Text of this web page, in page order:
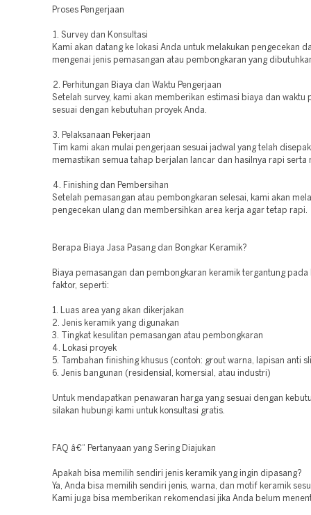
Proses Pengerjaan
1. Survey dan Konsultasi
Kami akan datang ke lokasi Anda untuk melakukan pengecekan
mengenai jenis pemasangan atau pembongkaran yang
2. Perhitungan Biaya dan Waktu Pengerjaan
Setelah survey, kami akan memberikan estimasi biaya dan waktu
sesuai dengan kebutuhan proyek Anda.
3. Pelaksanaan Pekerjaan
Tim kami akan mulai pengerjaan sesuai jadwal yang telah
memastikan semua tahap berjalan lancar dan hasilnya rapi serta
4. Finishing dan Pembersihan
Setelah pemasangan atau pembongkaran selesai, kami akan
pengecekan ulang dan membersihkan area kerja agar tetap rapi.
Berapa Biaya Jasa Pasang dan Bongkar Keramik?
Biaya pemasangan dan pembongkaran keramik tergantung
faktor, seperti:
1. Luas area yang akan dikerjakan
2. Jenis keramik yang digunakan
3. Tingkat kesulitan pemasangan atau pembongkaran
4. Lokasi proyek
5. Tambahan finishing khusus (contoh: grout warna, lapisan anti
6. Jenis bangunan (residensial, komersial, atau industri)
Untuk mendapatkan penawaran harga yang sesuai dengan
silakan hubungi kami untuk konsultasi gratis.
FAQ â€“ Pertanyaan yang Sering Diajukan
Apakah bisa memilih sendiri jenis keramik yang ingin dipasang?
Ya, Anda bisa memilih sendiri jenis, warna, dan motif keramik
Kami juga bisa memberikan rekomendasi jika Anda belum